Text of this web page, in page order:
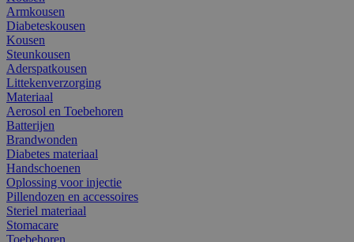
Armkousen
Diabeteskousen
Kousen
Steunkousen
Aderspatkousen
Littekenverzorging
Materiaal
Aerosol en Toebehoren
Batterijen
Brandwonden
Diabetes materiaal
Handschoenen
Oplossing voor injectie
Pillendozen en accessoires
Steriel materiaal
Stomacare
Toebehoren